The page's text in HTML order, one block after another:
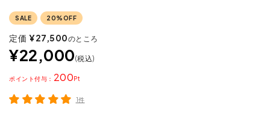
SALE 20%OFF
定価 ¥27,500のところ
¥22,000 税込
200
ポイント
1件